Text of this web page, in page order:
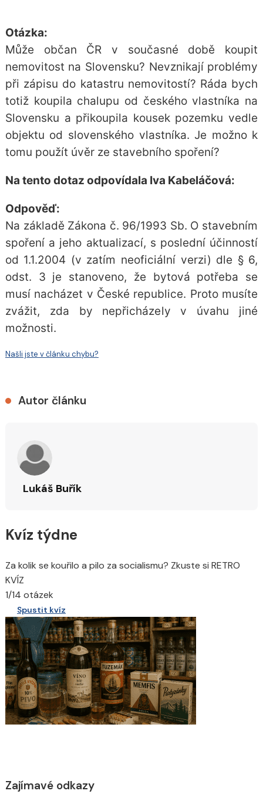
Otázka:
Může občan ČR v současné době koupit
nemovitost na Slovensku? Nevznikají problémy
při zápisu do katastru nemovitostí? Ráda bych
totiž koupila chalupu od českého vlastníka na
Slovensku a přikoupila kousek pozemku vedle
objektu od slovenského vlastníka. Je možno k
tomu použít úvěr ze stavebního spoření?
Na tento dotaz odpovídala Iva Kabeláčová:
Odpověď:
Na základě Zákona č. 96/1993 Sb. O stavebním
spoření a jeho aktualizací, s poslední účinností
od 1.1.2004 (v zatím neoficiální verzi) dle § 6,
odst. 3 je stanoveno, že bytová potřeba se
musí nacházet v České republice. Proto musíte
zvážit, zda by nepřicházely v úvahu jiné
možnosti.
Našli jste v článku chybu?
Autor článku
Lukáš Buřík
Kvíz týdne
Za kolik se kouřilo a pilo za socialismu? Zkuste si RETRO
KVÍZ
1/14 otázek
Spustit kvíz
Zajímavé odkazy